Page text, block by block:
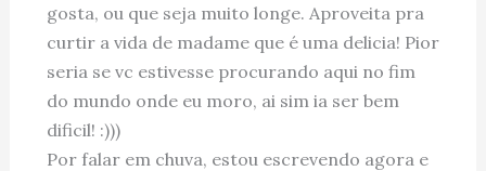
gosta, ou que seja muito longe. Aproveita pra
curtir a vida de madame que é uma delicia! Pior
seria se vc estivesse procurando aqui no fim
do mundo onde eu moro, ai sim ia ser bem
dificil! :)))
Por falar em chuva, estou escrevendo agora e